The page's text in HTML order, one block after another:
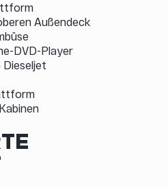
Außendeck
DVD-Player
Dieseljet